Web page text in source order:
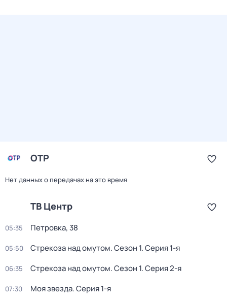
ОТР
Нет данных о передачах на это время
ТВ Центр
05:35 Петровка, 38
05:50 Стрекоза над омутом. Сезон 1. Серия 1-я
06:35 Стрекоза над омутом. Сезон 1. Серия 2-я
07:30 Моя звезда. Серия 1-я